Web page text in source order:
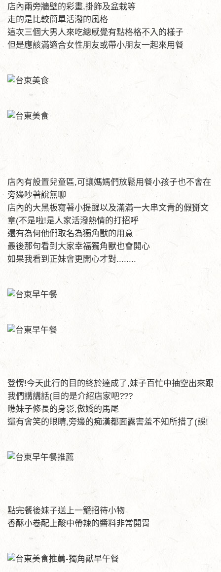
店內兩旁牆壁的彩畫,掛飾及盆栽等
走的是比較簡單活潑的風格
這次三個大男人來吃總感覺有點格格不入的樣子
但是應該滿適合女性朋友或帶小朋友一起來用餐
店內有設置兒童區,可讓媽媽們放鬆用餐小孩子也不會在
旁邊吵著說無聊
店內的大黑板寫著小提醒以及滿滿一大串文青的假掰文
章(不是啦!是人家活潑熱情的打招呼
還有為何他們取名為獨角獸的用意
最後那句看到大家幸福獨角獸也會開心
如果我看到正妹會更開心才對........
登愣!今天此行的目的終於達成了,妹子百忙中抽空出來跟
我們講講話(目的是介紹店家吧???
瞧妹子修長的身影,傲嬌的馬尾
還有會笑的眼睛,旁邊的痴漢都面露害羞不知所措了(誤!
點完餐後妹子送上一籠招待小物
香酥小卷配上酸中帶辣的醬料非常開胃